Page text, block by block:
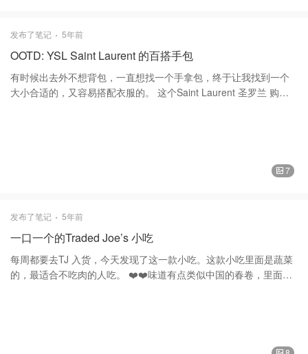
发布了笔记 5年前
OOTD: YSL Saint Laurent 的百搭手包
有时候出去外不想背包，一直想找一个手拿包，终于让我找到一个
大小合适的，又容易搭配衣服的。 这个Saint Laurent 圣罗兰 购买
Laurent创立于1961年，其开创性风格已成为标志性的文化和艺术参
代性和时尚权威。后来在Anthony Vaccarello的创意指导下，提供种
妆品的主要力量。 Saint Laurent Medium Monogram Matelassé
Leather Wristlet | SaksFifthAvenue $695(到手价) 谢谢大家的喜欢
和支持❤️❤️ 手包Saint Laurent 圣罗兰
7
发布了笔记 5年前
一口一个的Traded Joe’s 小吃
每周都要去TJ 入货，今天发现了这一款小吃。这款小吃里面是蔬菜
的，最适合不吃肉的人吃。 ❤️❤️味道有点类似中国的春卷，里面是